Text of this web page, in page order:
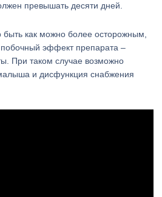
превышать десяти дней.
как можно более осторожным,
эффект препарата –
При таком случае возможно
и дисфункция снабжения